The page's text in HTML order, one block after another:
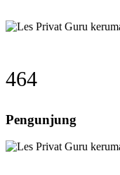
464
Pengunjung